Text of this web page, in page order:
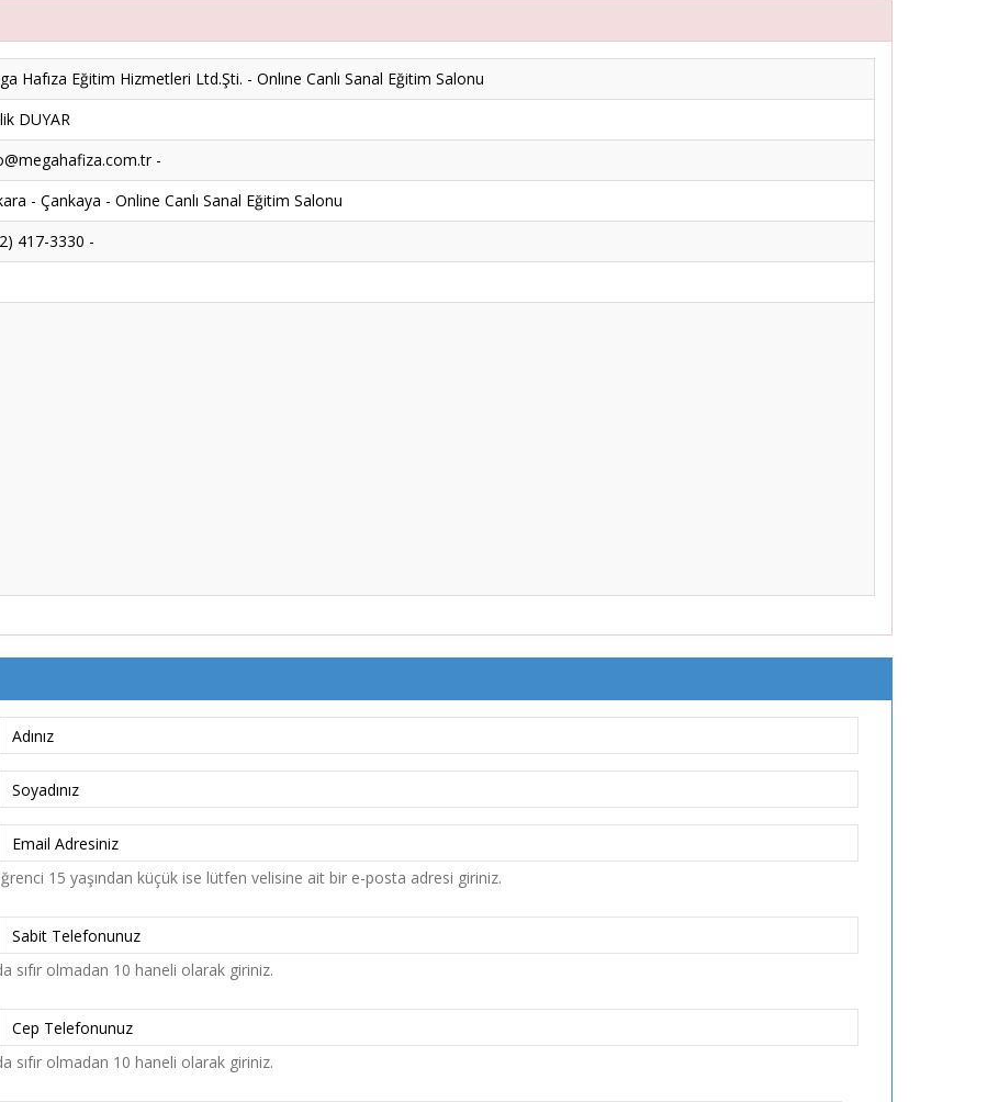
Hafıza Eğitim Hizmetleri Ltd.Şti. - Onlıne Canlı Sanal Eğitim Salonu
DUYAR
-
- Çankaya - Online Canlı Sanal Eğitim Salonu
417-3330 -
15 yaşından küçük ise lütfen velisine ait bir e-posta adresi giriniz.
sıfır olmadan 10 haneli olarak giriniz.
sıfır olmadan 10 haneli olarak giriniz.